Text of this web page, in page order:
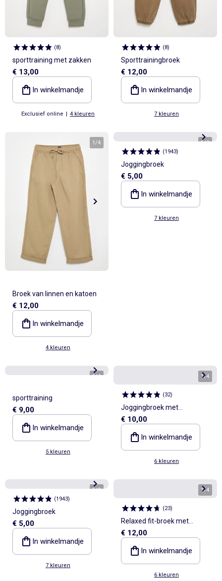
(8)
sporttraining met zakken
€ 13,00
In winkelmandje
Exclusief online | 4 kleuren
(8)
Sporttrainingbroek
€ 12,00
In winkelmandje
7 kleuren
1/4
Broek van linnen en katoen
€ 12,00
In winkelmandje
4 kleuren
1/3
(1943)
Joggingbroek
€ 5,00
In winkelmandje
7 kleuren
1/4
sporttraining
€ 9,00
In winkelmandje
5 kleuren
1/4
(32)
Joggingbroek met
trekkoordjes
€ 10,00
In winkelmandje
6 kleuren
1/3
(1943)
Joggingbroek
€ 5,00
In winkelmandje
7 kleuren
1/4
(23)
Relaxed fit-broek met
elastische taille
€ 12,00
In winkelmandje
6 kleuren